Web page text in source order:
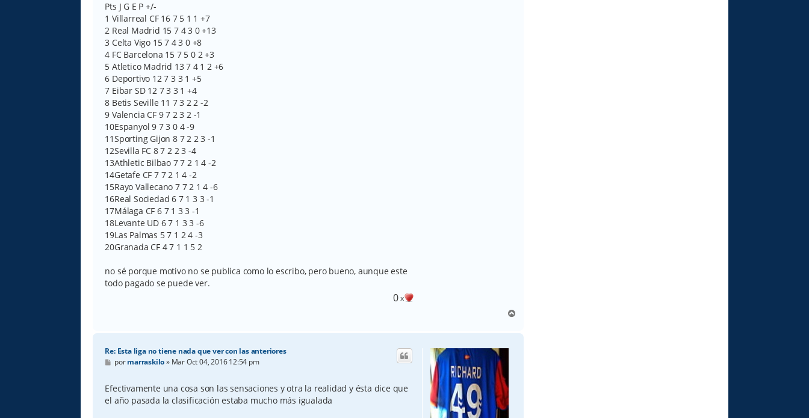
Pts J G E P +/-
1 Villarreal CF 16 7 5 1 1 +7
2 Real Madrid 15 7 4 3 0 +13
3 Celta Vigo 15 7 4 3 0 +8
4 FC Barcelona 15 7 5 0 2 +3
5 Atletico Madrid 13 7 4 1 2 +6
6 Deportivo 12 7 3 3 1 +5
7 Eibar SD 12 7 3 3 1 +4
8 Betis Seville 11 7 3 2 2 -2
9 Valencia CF 9 7 2 3 2 -1
10Espanyol 9 7 3 0 4 -9
11Sporting Gijon 8 7 2 2 3 -1
12Sevilla FC 8 7 2 2 3 -4
13Athletic Bilbao 7 7 2 1 4 -2
14Getafe CF 7 7 2 1 4 -2
15Rayo Vallecano 7 7 2 1 4 -6
16Real Sociedad 6 7 1 3 3 -1
17Málaga CF 6 7 1 3 3 -1
18Levante UD 6 7 1 3 3 -6
19Las Palmas 5 7 1 2 4 -3
20Granada CF 4 7 1 1 5 2
no sé porque motivo no se publica como lo escribo, pero bueno, aunque este
todo pagado se puede ver.
0x
r
Re: Esta liga no tiene nada que ver con las anteriores
M
e
s
a
pormarraskilo» Mar Oct 04, 2016 12:54 pm
Efectivamente una cosa son las sensaciones y otra la realidad y ésta dice que
el año pasada la clasificación estaba mucho más igualada